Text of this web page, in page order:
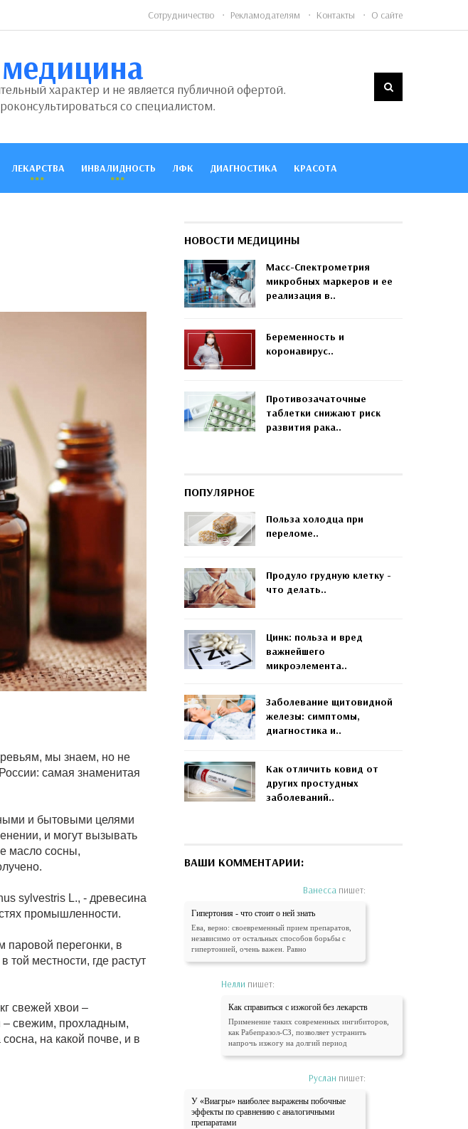
Сотрудничество Рекламодателям Контакты О сайте
характер и не является публичной офертой.
со специалистом.
ЛЕКАРСТВА ИНВАЛИДНОСТЬ ЛФК ДИАГНОСТИКА КРАСОТА
мы знаем, но не
самая знаменитая
и бытовыми целями
и могут вызывать
масло сосны,
sylvestris L., - древесина
промышленности.
паровой перегонки, в
той местности, где растут
свежей хвои –
– свежим, прохладным,
на какой почве, и в
НОВОСТИ МЕДИЦИНЫ
Масс-Спектрометрия
микробных маркеров и ее
реализация в..
Беременность и
коронавирус..
Противозачаточные
таблетки снижают риск
развития рака..
ПОПУЛЯРНОЕ
Польза холодца при
переломе..
Продуло грудную клетку -
что делать..
Цинк: польза и вред
важнейшего
микроэлемента..
Заболевание щитовидной
железы: симптомы,
диагностика и..
Как отличить ковид от
других простудных
заболеваний..
ВАШИ КОММЕНТАРИИ:
Ванесса пишет:
Гипертония - что стоит о ней знать
Ева, верно: своевременный прием препаратов,
независимо от остальных способов борьбы с
гипертонией, очень важен. Равно
Нелли пишет:
Как справиться с изжогой без лекарств
Применение таких современных ингибиторов,
как Рабепразол-СЗ, позволяет устранить
напрочь изжогу на долгий период
Руслан пишет:
У «Виагры» наиболее выражены побочные
эффекты по сравнению с аналогичными
препаратами